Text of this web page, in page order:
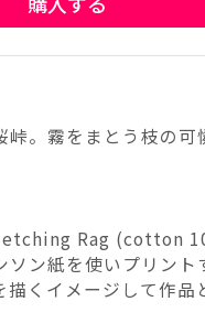
–
峠。霧をまとう枝の可
Rag (cotton
ソン紙を使いプリント
描くイメージして作品